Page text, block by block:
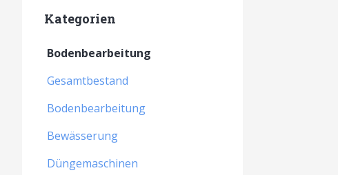
Kategorien
Bodenbearbeitung
Gesamtbestand
Bodenbearbeitung
Bewässerung
Düngemaschinen